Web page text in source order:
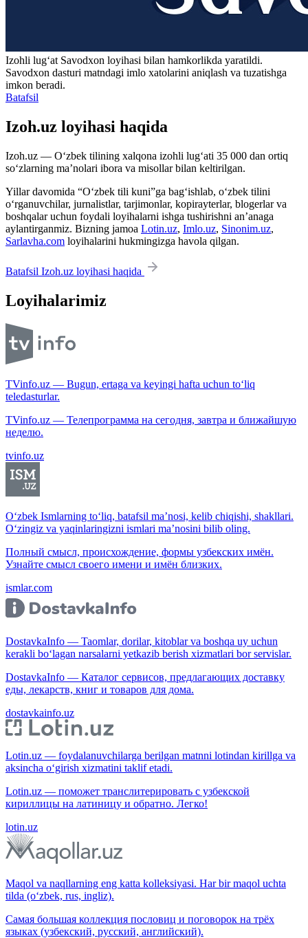
Izohli lugʻat Savodxon loyihasi bilan hamkorlikda yaratildi.
Savodxon dasturi matndagi imlo xatolarini aniqlash va tuzatishga
imkon beradi.
Batafsil
Izoh.uz loyihasi haqida
Izoh.uz — O‘zbek tilining xalqona izohli lug‘ati 35 000 dan ortiq
so‘zlarning ma’nolari ibora va misollar bilan keltirilgan.
Yillar davomida “O‘zbek tili kuni”ga bag‘ishlab, o‘zbek tilini
o‘rganuvchilar, jurnalistlar, tarjimonlar, kopirayterlar, blogerlar va
boshqalar uchun foydali loyihalarni ishga tushirishni an’anaga
aylantirganmiz. Bizning jamoa Lotin.uz, Imlo.uz, Sinonim.uz,
Sarlavha.com loyihalarini hukmingizga havola qilgan.
Batafsil Izoh.uz loyihasi haqida
Loyihalarimiz
TVinfo.uz — Bugun, ertaga va keyingi hafta uchun to‘liq
teledasturlar.
TVinfo.uz — Телепрограмма на сегодня, завтра и ближайшую
неделю.
tvinfo.uz
O‘zbek Ismlarning to‘liq, batafsil ma’nosi, kelib chiqishi, shakllari.
O‘zingiz va yaqinlaringizni ismlari ma’nosini bilib oling.
Полный смысл, происхождение, формы узбекских имён.
Узнайте смысл своего имени и имён близких.
ismlar.com
DostavkaInfo — Taomlar, dorilar, kitoblar va boshqa uy uchun
kerakli bo‘lagan narsalarni yetkazib berish xizmatlari bor servislar.
DostavkaInfo — Каталог сервисов, предлагающих доставку
еды, лекарств, книг и товаров для дома.
dostavkainfo.uz
Lotin.uz — foydalanuvchilarga berilgan matnni lotindan kirillga va
aksincha o‘girish xizmatini taklif etadi.
Lotin.uz — поможет транслитерировать с узбекской
кириллицы на латиницу и обратно. Легко!
lotin.uz
Maqol va naqllarning eng katta kolleksiyasi. Har bir maqol uchta
tilda (o‘zbek, rus, ingliz).
Самая большая коллекция пословиц и поговорок на трёх
языках (узбекский, русский, английский).